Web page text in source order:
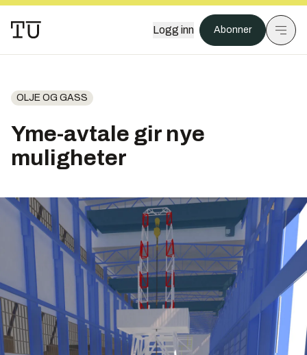
Logg inn Abonner
OLJE OG GASS
Yme-avtale gir nye
muligheter